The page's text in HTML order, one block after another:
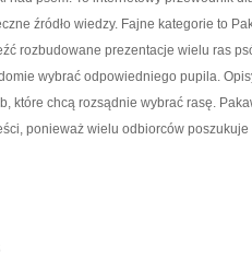
źródło wiedzy. Fajne kategorie to
rozbudowane prezentacje wielu ras
wybrać odpowiedniego pupila.
które chcą rozsądnie wybrać rasę.
ponieważ wielu odbiorców